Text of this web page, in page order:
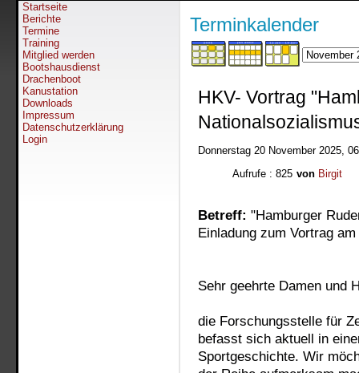
Startseite
Berichte
Termine
Training
Mitglied werden
Bootshausdienst
Drachenboot
Kanustation
Downloads
Impressum
Datenschutzerklärung
Login
Terminkalender
HKV- Vortrag
Donnerstag 20 November 2025,
Aufrufe : 825 von Birgit
Betreff: "Hamburger
Einladung zum Vortrag
Sehr geehrte Damen und
die Forschungsstelle für
befasst sich aktuell in
Sportgeschichte. Wir